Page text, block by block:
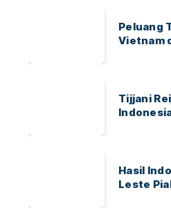
Peluang
Vietnam
Tijjani
Hasil
Leste